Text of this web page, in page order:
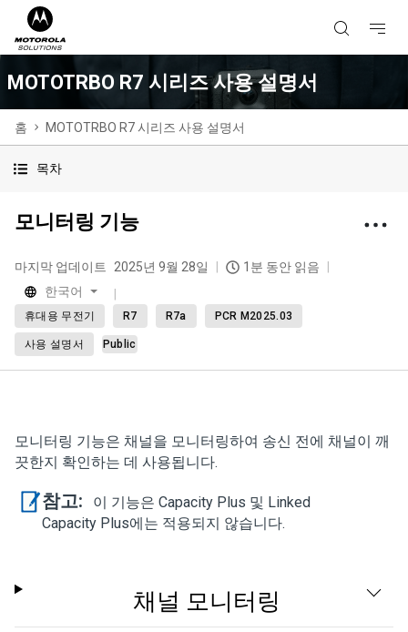
MOTOTRBO R7 시리즈 사용 설명서
홈 MOTOTRBO R7 시리즈 사용 설명서
목차
모니터링 기능
마지막 업데이트 2025년 9월 28일
1분 동안 읽음
한국어
휴대용 무전기 R7 R7a PCR M2025.03
사용 설명서 Public
모니터링 기능은 채널을 모니터링하여 송신 전에 채널이 깨
끗한지 확인하는 데 사용됩니다.
참고:
이 기능은 Capacity Plus 및 Linked
Capacity Plus에는 적용되지 않습니다.
채널 모니터링